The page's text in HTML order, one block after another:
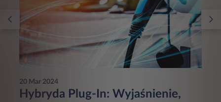
20 Mar 2024
Hybryda Plug-In: Wyjaśnienie,